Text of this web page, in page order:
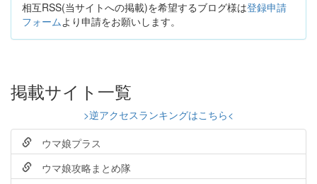
相互RSS(当サイトへの掲載)を希望するブログ様は登録申請
フォームより申請をお願いします。
掲載サイト一覧
>逆アクセスランキングはこちら<
ウマ娘プラス
ウマ娘攻略まとめ隊